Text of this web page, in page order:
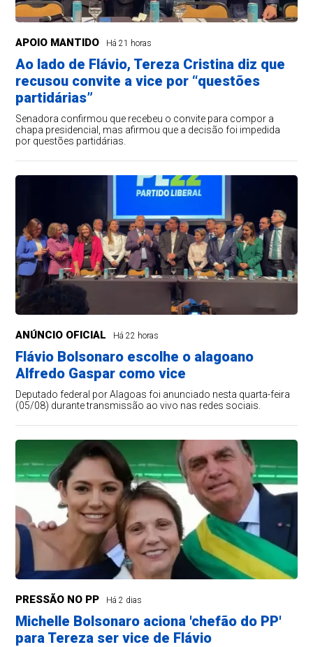
APOIO MANTIDO Há 21 horas
Ao lado de Flávio, Tereza Cristina diz que
recusou convite a vice por “questões
partidárias”
Senadora confirmou que recebeu o convite para compor a
chapa presidencial, mas afirmou que a decisão foi impedida
por questões partidárias.
ANÚNCIO OFICIAL Há 22 horas
Flávio Bolsonaro escolhe o alagoano
Alfredo Gaspar como vice
Deputado federal por Alagoas foi anunciado nesta quarta-feira
(05/08) durante transmissão ao vivo nas redes sociais.
PRESSÃO NO PP Há 2 dias
Michelle Bolsonaro aciona 'chefão do PP'
para Tereza ser vice de Flávio